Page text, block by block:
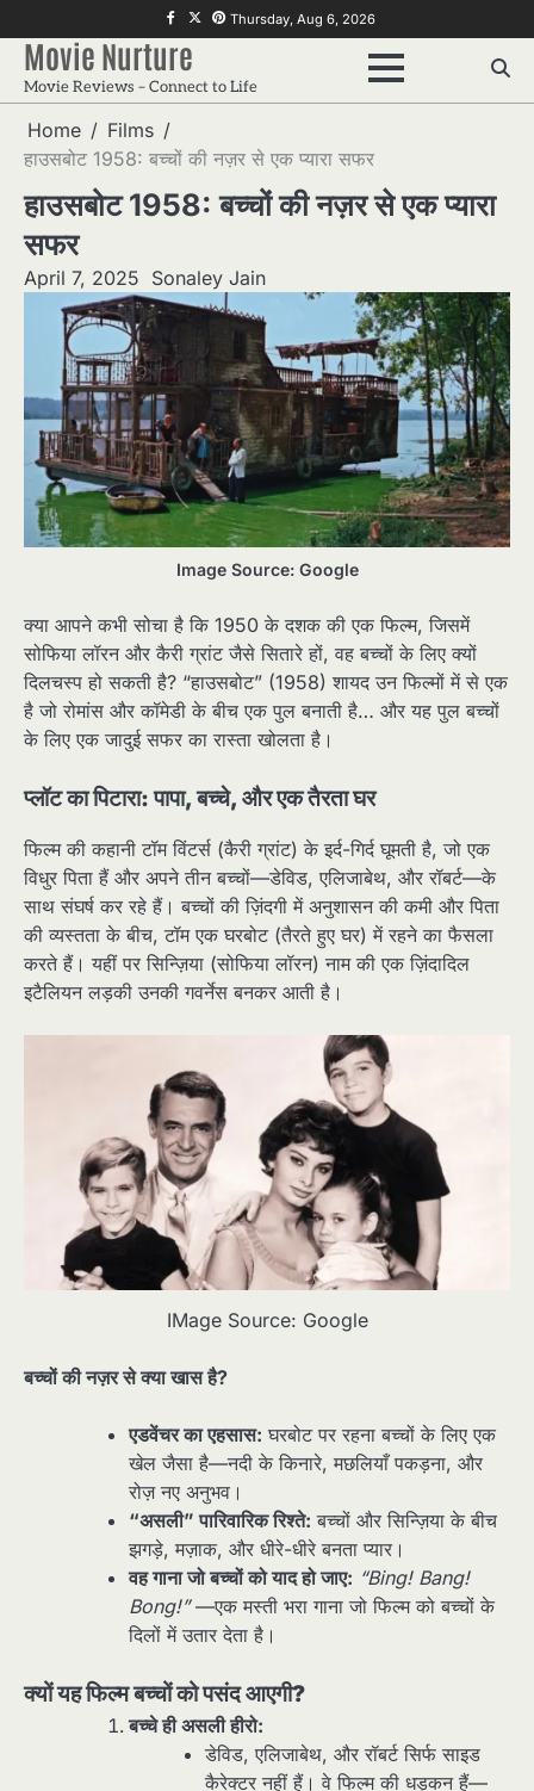
to
content
f twitterpinterest
Thursday, Aug 6, 2026
Movie Nurture
Movie Reviews – Connect to Life
Home
Films
हाउसबोट 1958: बच्चों की नज़र से एक प्यारा सफर
हाउसबोट 1958: बच्चों की नज़र से एक प्यारा
सफर
April 7, 2025 Sonaley Jain
Image Source: Google
क्या आपने कभी सोचा है कि 1950 के दशक की एक फिल्म, जिसमें
सोफिया लॉरन और कैरी ग्रांट जैसे सितारे हों, वह बच्चों के लिए क्यों
दिलचस्प हो सकती है? “हाउसबोट” (1958) शायद उन फिल्मों में से एक
है जो रोमांस और कॉमेडी के बीच एक पुल बनाती है… और यह पुल बच्चों
के लिए एक जादुई सफर का रास्ता खोलता है।
प्लॉट का पिटारा: पापा, बच्चे, और एक तैरता घर
फिल्म की कहानी टॉम विंटर्स (कैरी ग्रांट) के इर्द-गिर्द घूमती है, जो एक
विधुर पिता हैं और अपने तीन बच्चों—डेविड, एलिजाबेथ, और रॉबर्ट—के
साथ संघर्ष कर रहे हैं। बच्चों की ज़िंदगी में अनुशासन की कमी और पिता
की व्यस्तता के बीच, टॉम एक घरबोट (तैरते हुए घर) में रहने का फैसला
करते हैं। यहीं पर सिन्ज़िया (सोफिया लॉरन) नाम की एक ज़िंदादिल
इटैलियन लड़की उनकी गवर्नेस बनकर आती है।
IMage Source: Google
बच्चों की नज़र से क्या खास है?
एडवेंचर का एहसास: घरबोट पर रहना बच्चों के लिए एक
खेल जैसा है—नदी के किनारे, मछलियाँ पकड़ना, और
रोज़ नए अनुभव।
“असली” पारिवारिक रिश्ते: बच्चों और सिन्ज़िया के बीच
झगड़े, मज़ाक, और धीरे-धीरे बनता प्यार।
वह गाना जो बच्चों को याद हो जाए: “Bing! Bang!
Bong!”—एक मस्ती भरा गाना जो फिल्म को बच्चों के
दिलों में उतार देता है।
क्यों यह फिल्म बच्चों को पसंद आएगी?
बच्चे ही असली हीरो:
डेविड, एलिजाबेथ, और रॉबर्ट सिर्फ साइड
कैरेक्टर नहीं हैं। वे फिल्म की धड़कन हैं—